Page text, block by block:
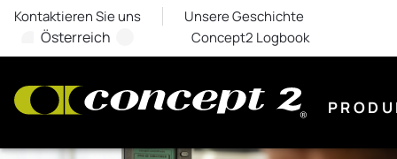
Kontaktieren Sie uns Unsere Geschichte
Österreich Concept2 Logbook